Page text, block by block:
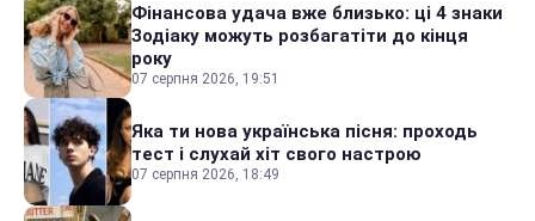
Фінансова удача вже близько: ці 4 знаки
Зодіаку можуть розбагатіти до кінця
року
07 серпня 2026, 19:51
Яка ти нова українська пісня: проходь
тест і слухай хіт свого настрою
07 серпня 2026, 18:49